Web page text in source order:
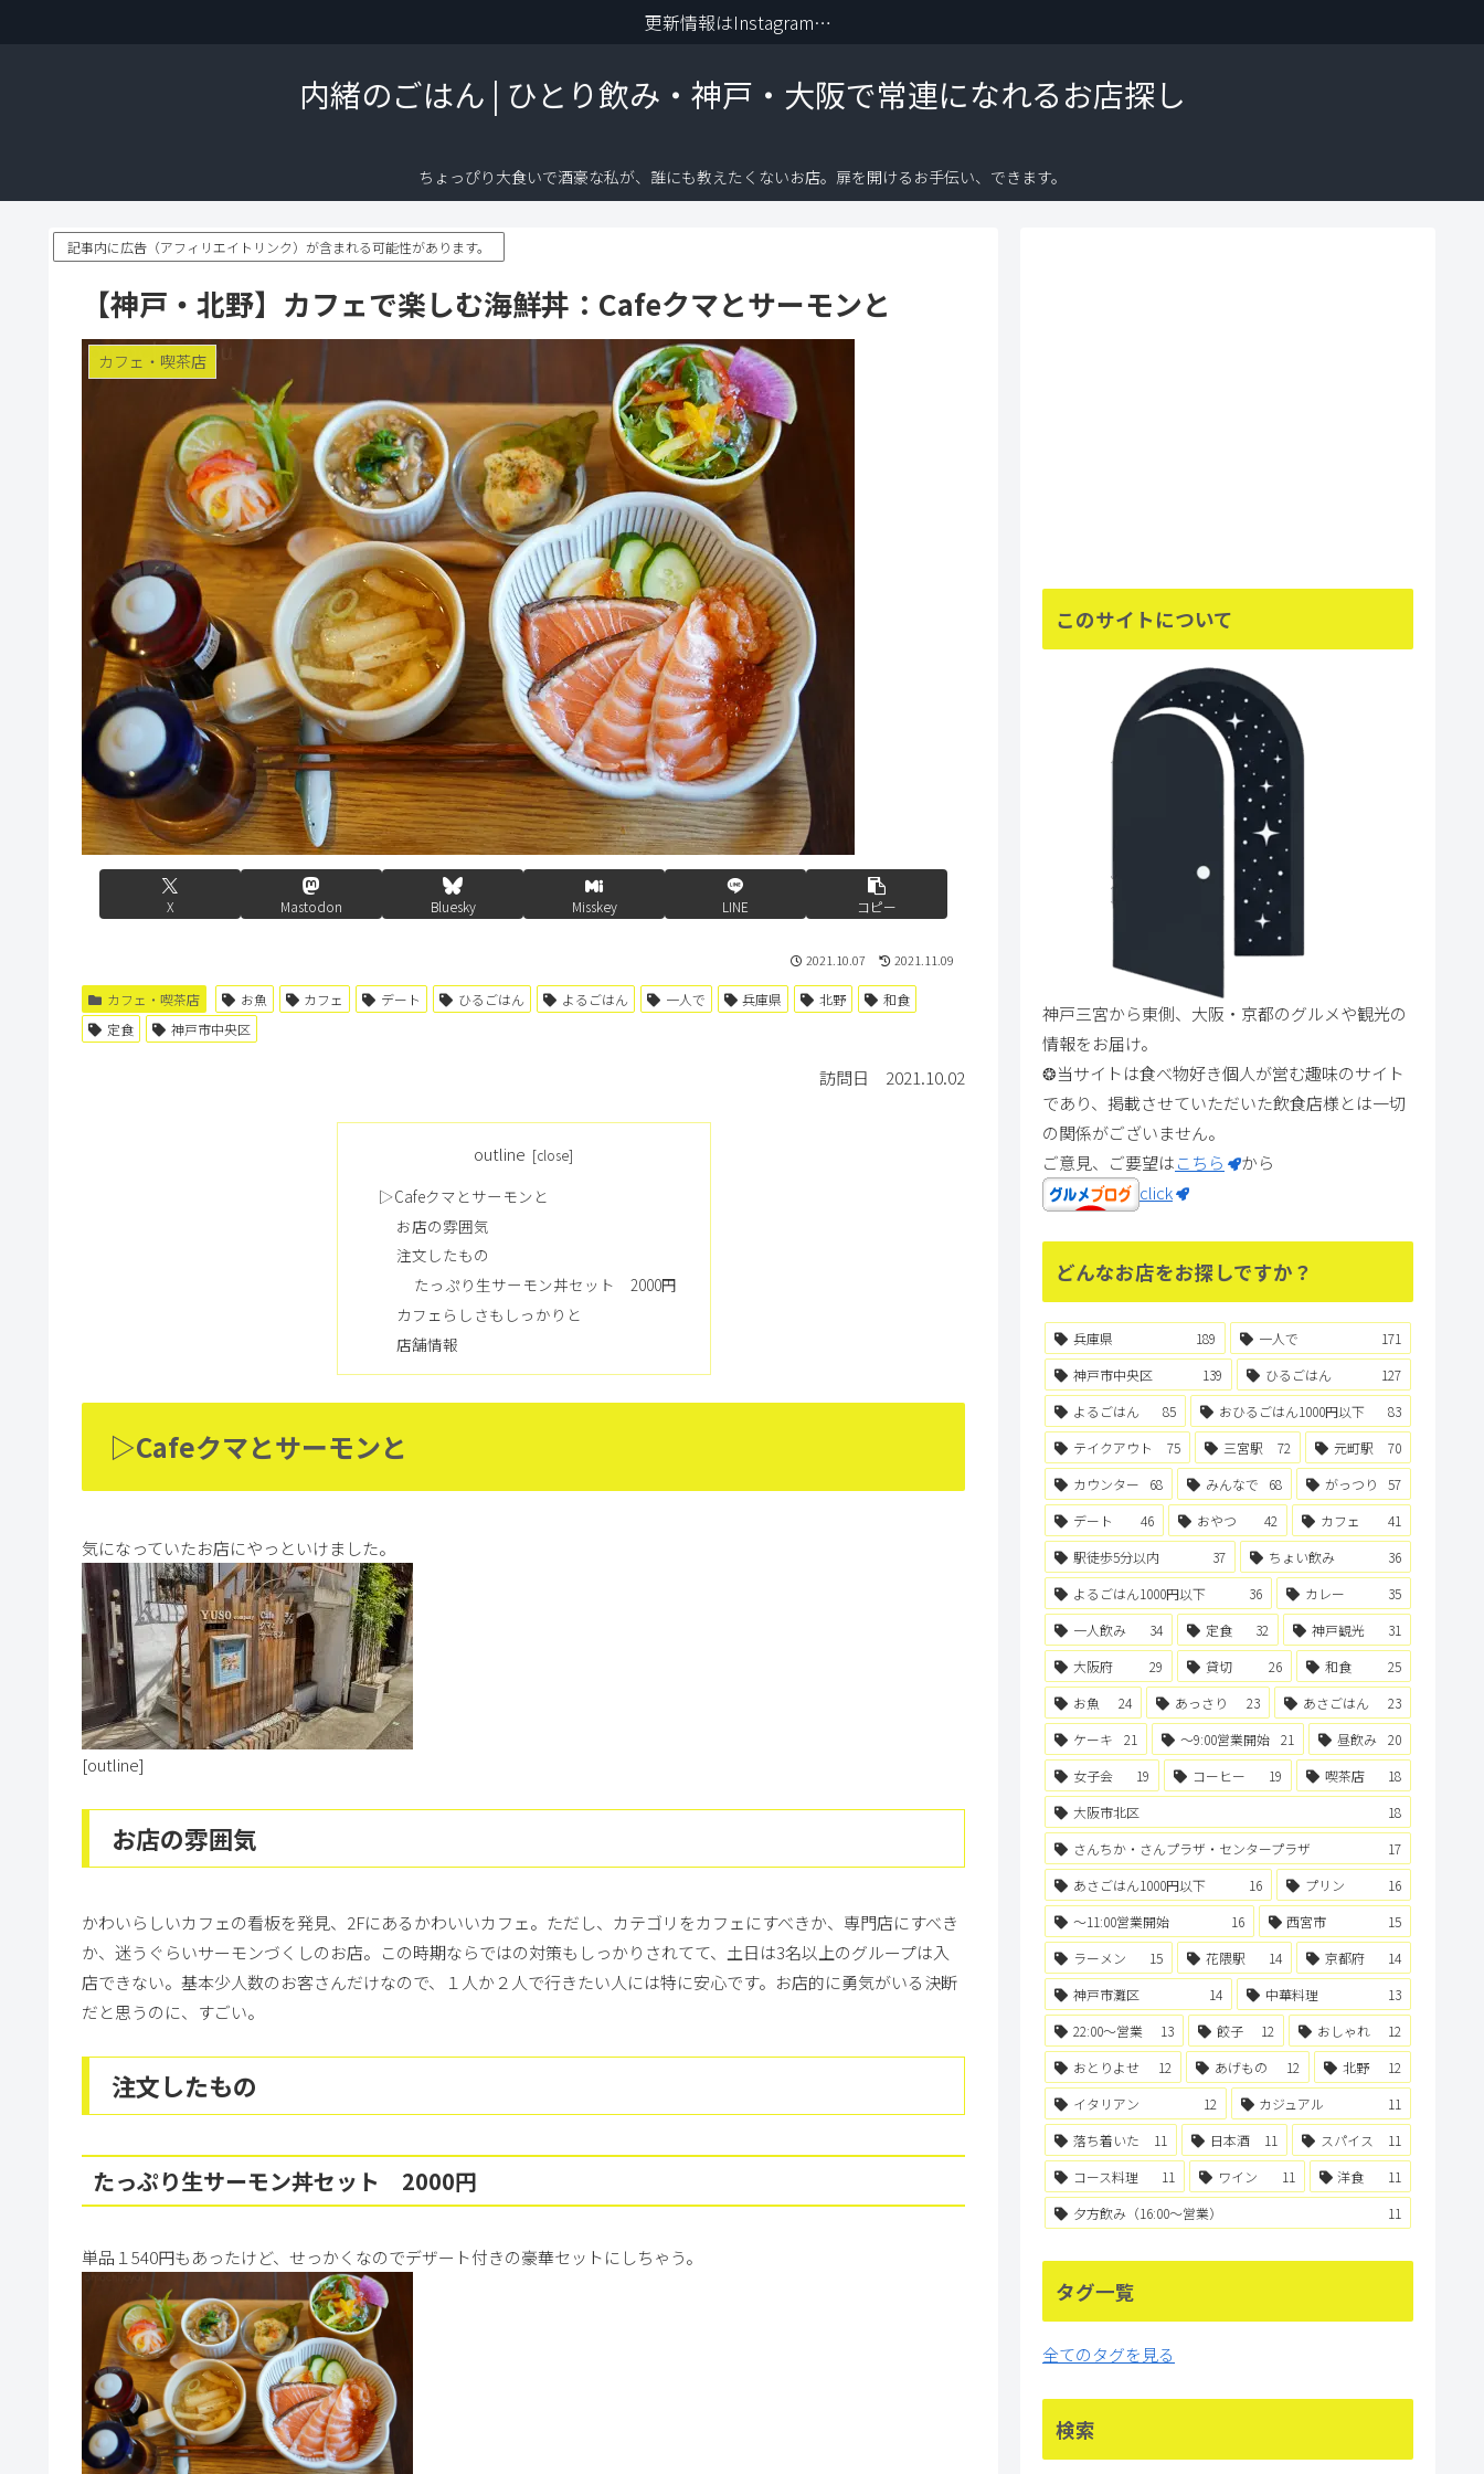
内緒のごはん | ひとり飲み・神戸・大阪で常連になれるお店探し
ちょっぴり大食いで酒豪な私が、誰にも教えたくないお店。扉を開けるお手伝い、できます。
更新情報はInstagramから
記事内に広告（アフィリエイトリンク）が含まれる可能性があります。
【神戸・北野】カフェで楽しむ海鮮丼：Cafeクマとサーモンと
カフェ・喫茶店
X Mastodon Bluesky Misskey LINE コピー
2021.10.07 2021.11.09
カフェ・喫茶店 お魚 カフェ デート ひるごはん よるごはん 一人で 兵庫県 北野
和食
定食
神戸市中央区
訪問日 2021.10.02
outline
▷Cafeクマとサーモンと
お店の雰囲気
注文したもの
たっぷり生サーモン丼セット 2000円
カフェらしさもしっかりと
店舗情報
▷Cafeクマとサーモンと
気になっていたお店にやっといけました。
[outline]
お店の雰囲気
かわいらしいカフェの看板を発見、2Fにあるかわいいカフェ。ただし、カテゴリをカフェにすべきか、専門店にすべき
か、迷うぐらいサーモンづくしのお店。この時期ならではの対策もしっかりされてて、土日は3名以上のグループは入
店できない。基本少人数のお客さんだけなので、１人か２人で行きたい人には特に安心です。お店的に勇気がいる決断
だと思うのに、すごい。
注文したもの
たっぷり生サーモン丼セット 2000円
単品１540円もあったけど、せっかくなのでデザート付きの豪華セットにしちゃう。
このサイトについて
神戸三宮から東側、大阪・京都のグルメや観光の
情報をお届け。
❂当サイトは食べ物好き個人が営む趣味のサイト
であり、掲載させていただいた飲食店様とは一切
の関係がございません。
ご意見、ご要望はこちら
から
click
どんなお店をお探しですか？
兵庫県 189 一人で
171
神戸市中央区
139 ひるごはん
127
よるごはん
85 おひるごはん1000円以下
83
テイクアウト
75 三宮駅 72 元町駅
70
カウンター
68 みんなで 68 がっつり
57
デート
46 おやつ 42 カフェ
41
駅徒歩5分以内
37 ちょい飲み
36
よるごはん1000円以下
36 カレー
35
一人飲み
34 定食 32 神戸観光
31
大阪府
29 貸切 26 和食
25
お魚
24 あっさり 23 あさごはん
23
ケーキ
21 〜9:00営業開始 21 昼飲み
20
女子会
19 コーヒー 19 喫茶店
18
大阪市北区
18
さんちか・さんプラザ・センタープラザ
17
あさごはん1000円以下
16 プリン
16
〜11:00営業開始
16 西宮市
15
ラーメン
15 花隈駅 14 京都府
14
神戸市灘区
14 中華料理
13
22:00〜営業
13 餃子 12 おしゃれ
12
おとりよせ
12 あげもの 12 北野
12
イタリアン
12 カジュアル
11
落ち着いた
11 日本酒 11 スパイス
11
コース料理
11 ワイン 11 洋食
11
夕方飲み（16:00〜営業）
11
タグ一覧
全てのタグを見る
検索